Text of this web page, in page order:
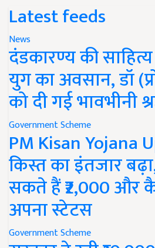
Latest feeds
News
दंडकारण्य की
युग का अवसान, डॉ
को दी गई भावभीनी
Government Scheme
PM Kisan Yojana
किस्त का इंतजार
सकते हैं ₹2,000
अपना स्टेटस
Government Scheme